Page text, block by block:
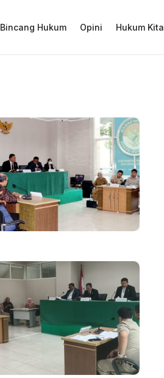
Bincang Hukum Opini Hukum Kita